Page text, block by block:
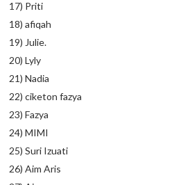
17) Priti
18) afiqah
19) Julie.
20) Lyly
21) Nadia
22) ciketon fazya
23) Fazya
24) MIMI
25) Suri Izuati
26) Aim Aris